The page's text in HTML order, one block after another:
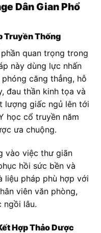
Dân Gian Phổ
Truyền Thống
quan trọng trong
này dùng lực nhấn
căng thẳng, hỗ
đau thần kinh tọa và
lượng giấc ngủ lên tới
học cổ truyền năm
ưa chuộng.
vào việc thư giãn
hồi sức bền và
liệu pháp phù hợp với
viên văn phòng,
ngồi lâu.
Hợp Thảo Dược